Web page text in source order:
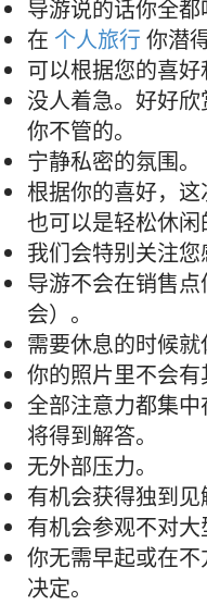
导游说的话你全都
在 个人旅行 你潜
可以根据您的喜好
没人着急。好好
你不管的。
宁静私密的氛围。
根据你的喜好，这
也可以是轻松休闲
我们会特别关注您
导游不会在销售
会）。
需要休息的时候
你的照片里不会有
全部注意力都集
将得到解答。
无外部压力。
有机会获得独到见
有机会参观不对大
你无需早起或在
决定。